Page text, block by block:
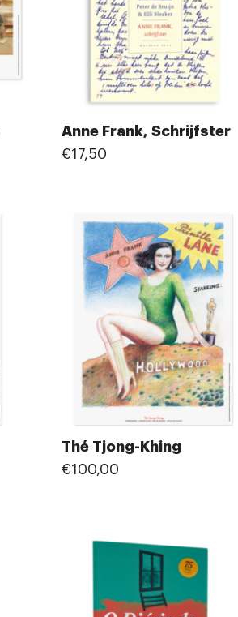
Anne Frank, Schrijfster
€17,50
Thé Tjong-Khing
€100,00